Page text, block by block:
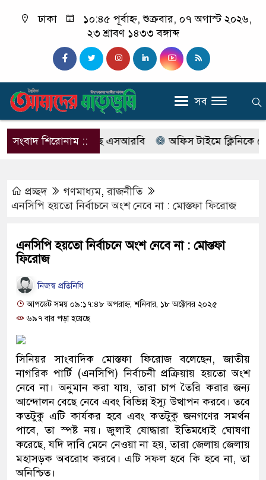
ঢাকা
১০:৪৫ পূর্বাহ্ন, শুক্রবার, ০৭ অগাস্ট ২০২৬,
২৩ শ্রাবণ ১৪৩৩ বঙ্গাব্দ
সব
সংবাদ শিরোনাম ::
নাম বদলে আসছে এসআরবি অফিস টাইমে ক্লিনিকে রোগী
প্রচ্ছদ গণমাধ্যম,রাজনীতি
এনসিপি হয়তো নির্বাচনে অংশ নেবে না : মোস্তফা ফিরোজ
এনসিপি হয়তো নির্বাচনে অংশ নেবে না : মোস্তফা
ফিরোজ
নিজস্ব প্রতিনিধি
আপডেট সময় ০৯:১৭:৪৮ অপরাহ্ন, শনিবার, ১৮ অক্টোবর ২০২৫
৬৯৭ বার পড়া হয়েছে
সিনিয়র সাংবাদিক মোস্তফা ফিরোজ বলেছেন, জাতীয়
নাগরিক পার্টি (এনসিপি) নির্বাচনী প্রক্রিয়ায় হয়তো অংশ
নেবে না। অনুমান করা যায়, তারা চাপ তৈরি করার জন্য
আন্দোলন বেছে নেবে এবং বিভিন্ন ইস্যু উত্থাপন করবে। তবে
কতটুকু এটি কার্যকর হবে এবং কতটুকু জনগণের সমর্থন
পাবে, তা স্পষ্ট নয়। জুলাই যোদ্ধারা ইতিমধ্যেই ঘোষণা
করেছে, যদি দাবি মেনে নেওয়া না হয়, তারা জেলায় জেলায়
মহাসড়ক অবরোধ করবে। এটি সফল হবে কি হবে না, তা
অনিশ্চিত।